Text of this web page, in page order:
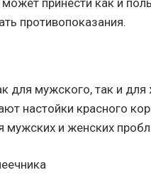
противопоказания.
для мужского, так и
настойки красного
мужских и женских